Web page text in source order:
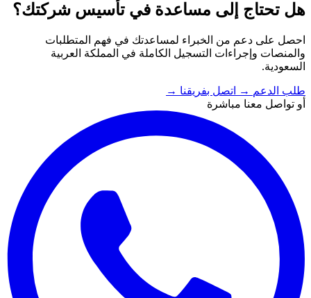
هل تحتاج إلى مساعدة في تأسيس شركتك؟
احصل على دعم من الخبراء لمساعدتك في فهم المتطلبات
والمنصات وإجراءات التسجيل الكاملة في المملكة العربية
السعودية.
طلب الدعم → اتصل بفريقنا →
أو تواصل معنا مباشرة